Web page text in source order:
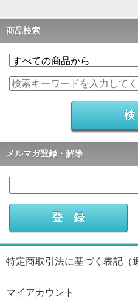
商品検索
メルマガ登録・解除
特定商取引法に基づく表記（
マイアカウント